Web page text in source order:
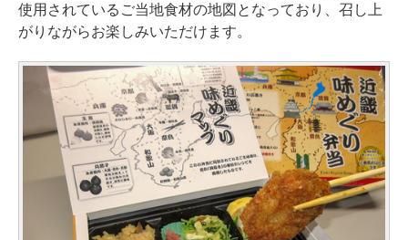
使用されているご当地食材の地図となっており、召し上
がりながらお楽しみいただけます。